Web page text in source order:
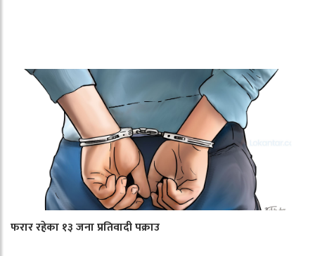
फरार रहेका १३ जना प्रतिवादी पक्राउ